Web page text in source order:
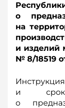
о
на
и изделий
№ 8/18519
и
о